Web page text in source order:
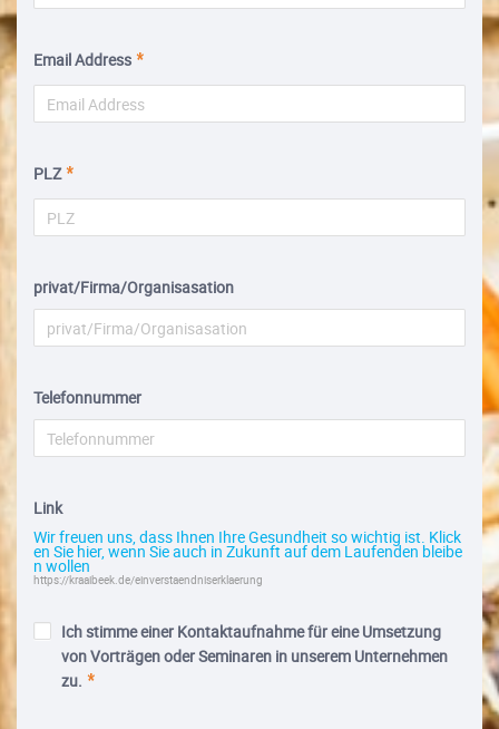
Email Address
PLZ
privat/Firma/Organisasation
Telefonnummer
Link
Wir freuen uns, dass Ihnen Ihre Gesundheit so wichtig ist. Klick
en Sie hier, wenn Sie auch in Zukunft auf dem Laufenden bleibe
n wollen
https://kraaibeek.de/einverstaendniserklaerung
Ich stimme einer Kontaktaufnahme für eine Umsetzung
von Vorträgen oder Seminaren in unserem Unternehmen
zu.